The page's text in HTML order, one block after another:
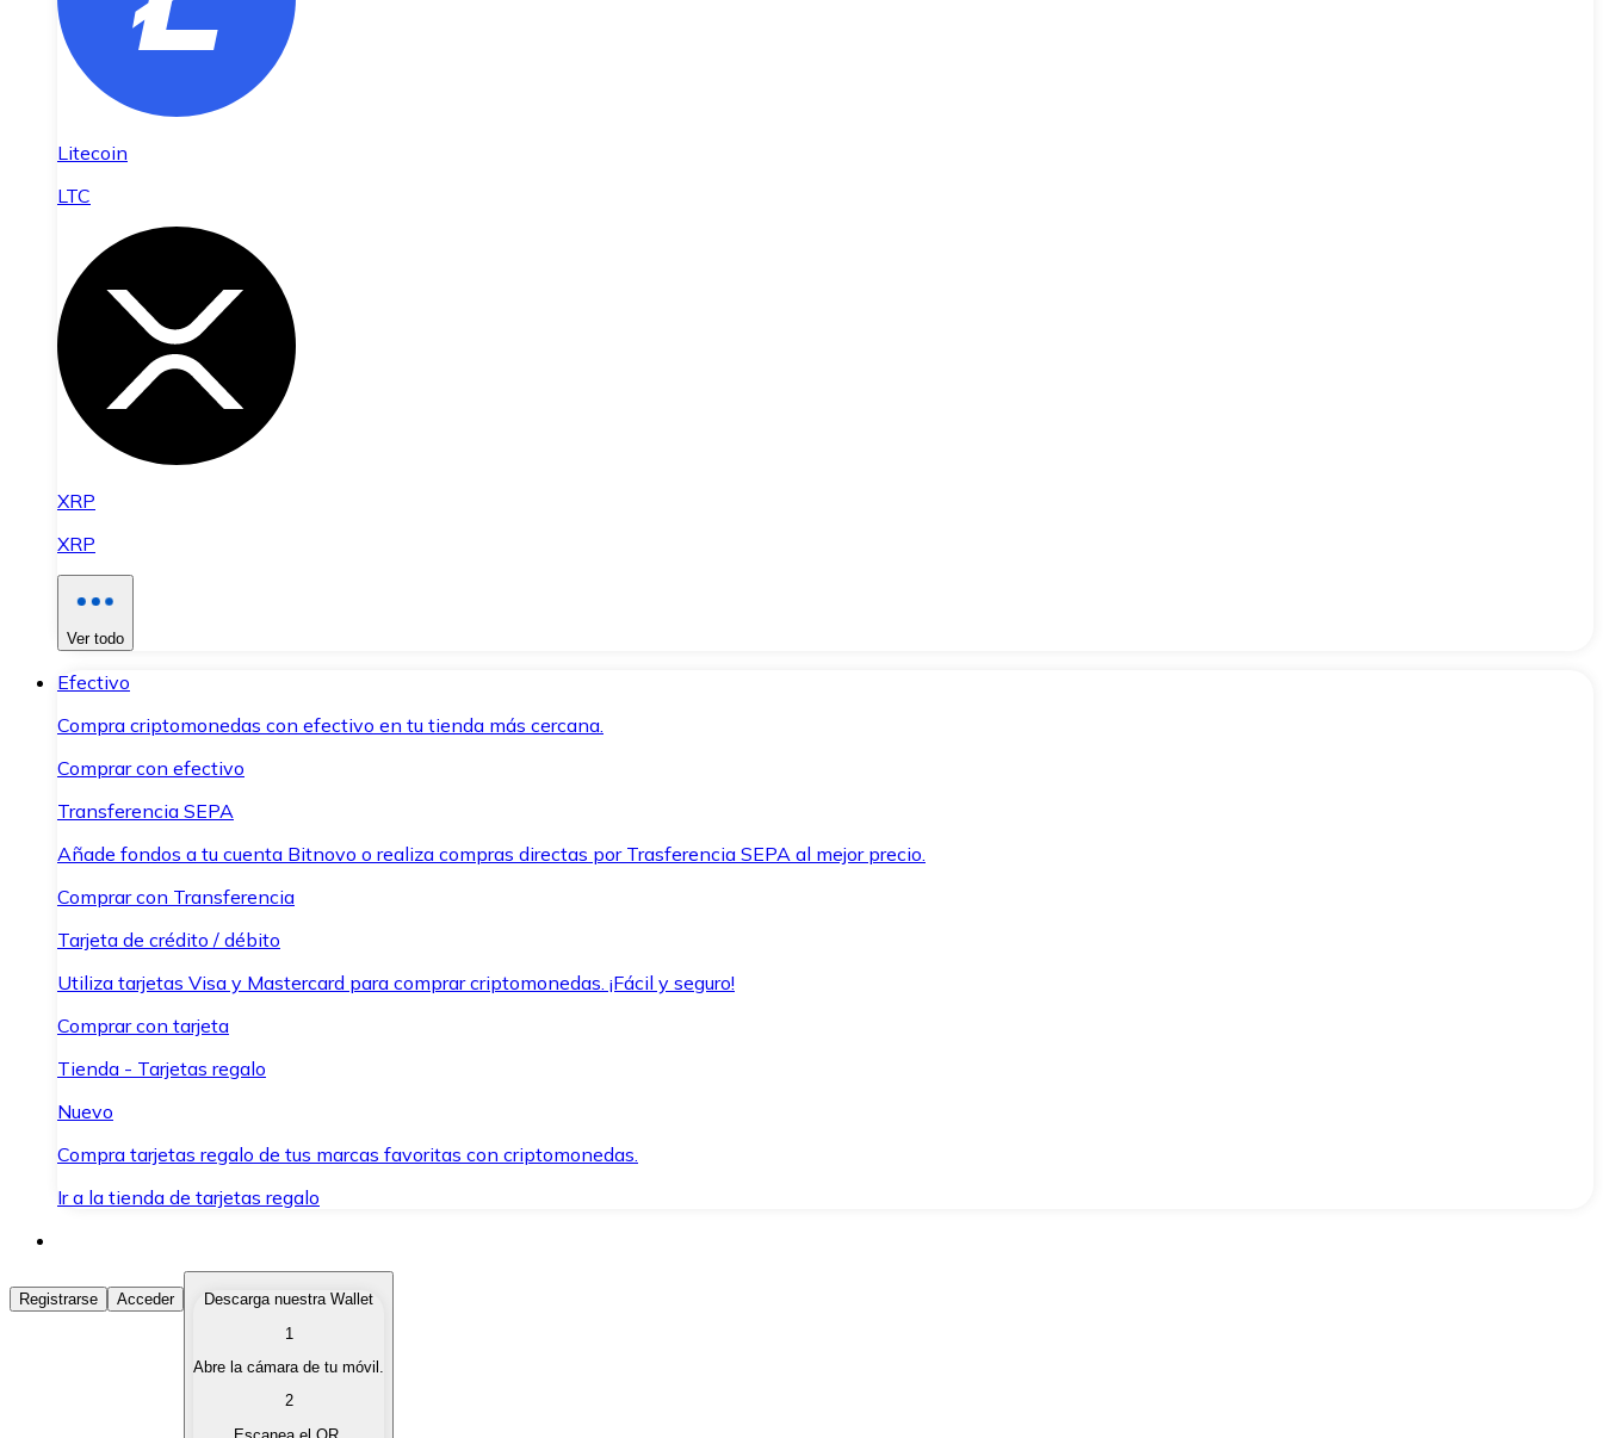
Litecoin
LTC
XRP
XRP
Ver todo
Efectivo
Compra criptomonedas con efectivo en tu tienda más cercana.
Comprar con efectivo
Transferencia SEPA
Añade fondos a tu cuenta Bitnovo o realiza compras directas por Trasferencia SEPA al mejor precio.
Comprar con Transferencia
Tarjeta de crédito / débito
Utiliza tarjetas Visa y Mastercard para comprar criptomonedas. ¡Fácil y seguro!
Comprar con tarjeta
Tienda - Tarjetas regalo
Nuevo
Compra tarjetas regalo de tus marcas favoritas con criptomonedas.
Ir a la tienda de tarjetas regalo
Comprar Criptomonedas
Compra criptomonedas con diferentes métodos de pago.
Vende tus criptomonedas de forma rápida y segura.
Registrarse Acceder
Descarga nuestra Wallet
1
Abre la cámara de tu móvil.
2